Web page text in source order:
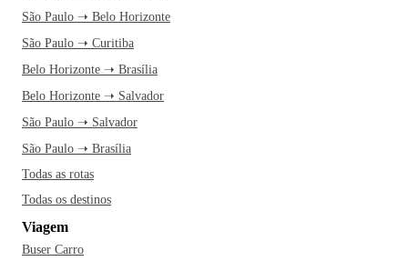
São Paulo ➝ Belo Horizonte
São Paulo ➝ Curitiba
Belo Horizonte ➝ Brasília
Belo Horizonte ➝ Salvador
São Paulo ➝ Salvador
São Paulo ➝ Brasília
Todas as rotas
Todas os destinos
Viagem
Buser Carro